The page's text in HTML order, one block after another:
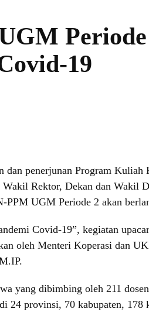
19
dan penerjunan Program
Rektor, Dekan dan Wakil
UGM Periode 2 akan
Covid-19”, kegiatan
oleh Menteri Koperasi dan
yang dibimbing oleh 211
24 provinsi, 70 kabupaten, 178